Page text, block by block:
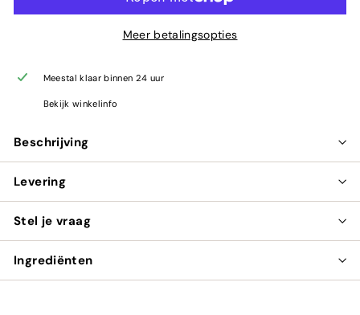
Meer betalingsopties
Meestal klaar binnen 24 uur
Bekijk winkelinfo
Beschrijving
Levering
Stel je vraag
Ingrediënten